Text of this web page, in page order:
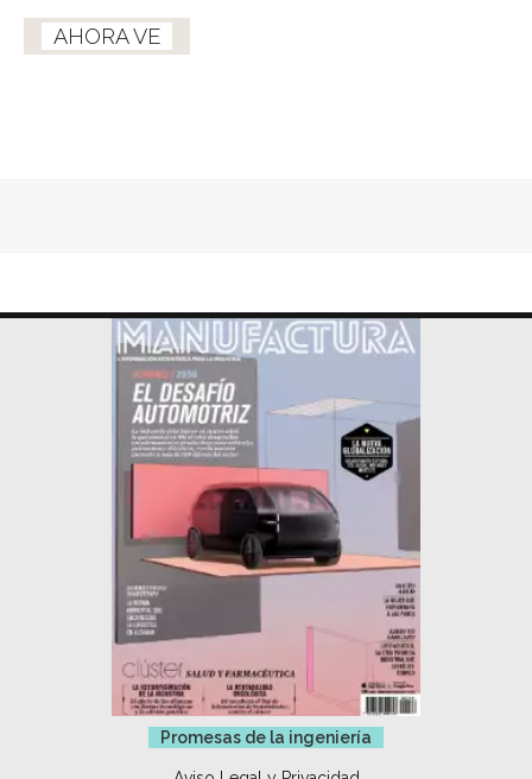
AHORA VE
Promesas de la ingeniería